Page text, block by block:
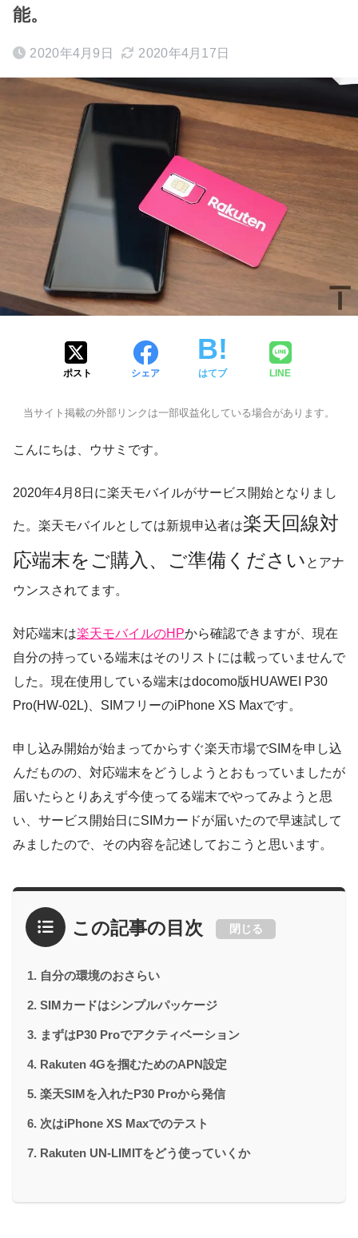
能。
2020年4月9日 2020年4月17日
ポスト シェア はてブ LINE
当サイト掲載の外部リンクは一部収益化している場合があります。
こんにちは、ウサミです。
2020年4月8日に楽天モバイルがサービス開始となりまし
た。楽天モバイルとしては新規申込者は楽天回線対
応端末をご購入、ご準備ください とアナ
ウンスされてます。
対応端末は楽天モバイルのHPから確認できますが、現在
自分の持っている端末はそのリストには載っていませんで
した。現在使用している端末はdocomo版HUAWEI P30
Pro(HW-02L)、SIMフリーのiPhone XS Maxです。
申し込み開始が始まってからすぐ楽天市場でSIMを申し込
んだものの、対応端末をどうしようとおもっていましたが
届いたらとりあえず今使ってる端末でやってみようと思
い、サービス開始日にSIMカードが届いたので早速試して
みましたので、その内容を記述しておこうと思います。
この記事の目次 閉じる
自分の環境のおさらい
SIMカードはシンプルパッケージ
まずはP30 Proでアクティベーション
Rakuten 4Gを掴むためのAPN設定
楽天SIMを入れたP30 Proから発信
次はiPhone XS Maxでのテスト
Rakuten UN-LIMITをどう使っていくか